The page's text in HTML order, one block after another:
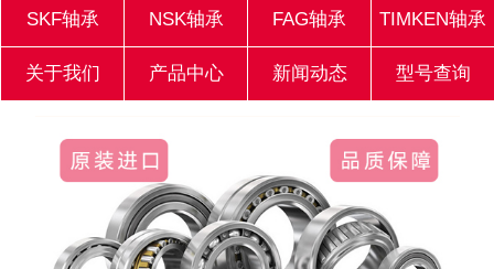
SKF轴承 NSK轴承 FAG轴承 TIMKEN轴承
关于我们 产品中心 新闻动态 型号查询